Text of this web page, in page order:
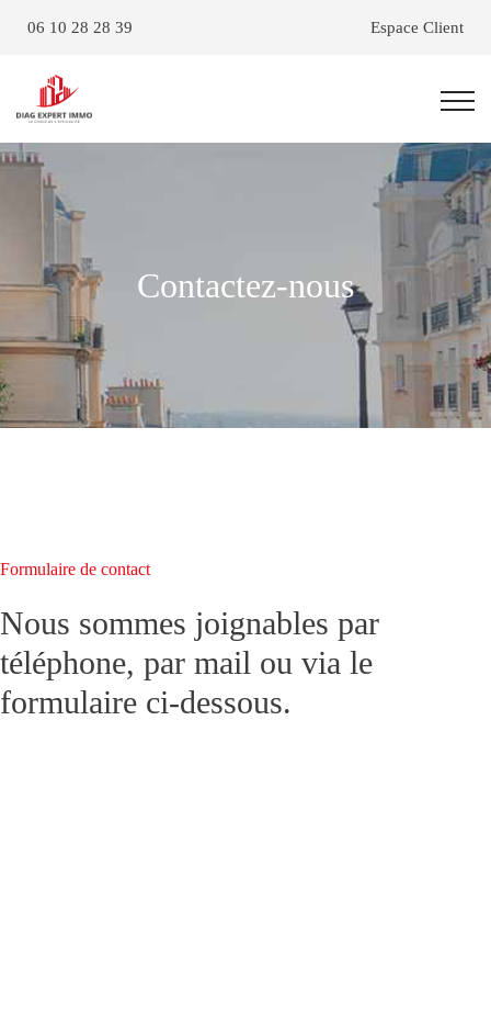
06 10 28 28 39 Espace Client
Contactez-nous
Formulaire de contact
Nous sommes joignables par
téléphone, par mail ou via le
formulaire ci-dessous.